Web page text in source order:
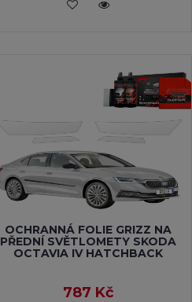
VLOŽIT DO KOŠÍKU
OCHRANNÁ FOLIE GRIZZ NA
PŘEDNÍ SVĚTLOMETY SKODA
OCTAVIA IV HATCHBACK
787 Kč